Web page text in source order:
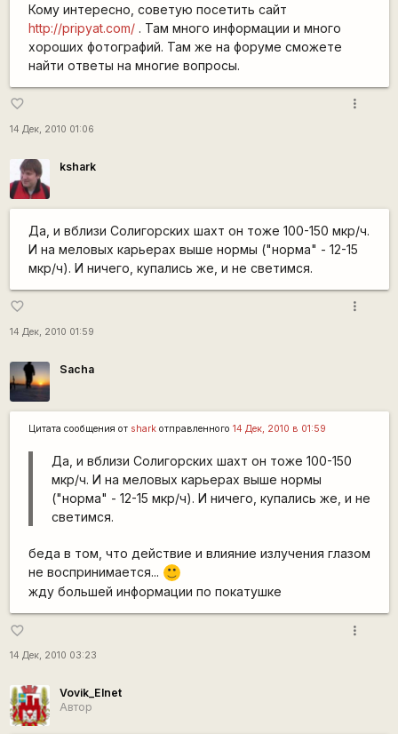
Кому интересно, советую посетить сайт
http://pripyat.com/. Там много информации и много
хороших фотографий. Там же на форуме сможете
найти ответы на многие вопросы.
favorite_border
14 Дек, 2010 01:06
more_vert
kshark
Да, и вблизи Солигорских шахт он тоже 100-150 мкр/ч.
И на меловых карьерах выше нормы ("норма" - 12-15
мкр/ч). И ничего, купались же, и не светимся.
favorite_border
14 Дек, 2010 01:59
more_vert
Sacha
Цитата сообщения от sharkотправленного 14 Дек, 2010 в 01:59
Да, и вблизи Солигорских шахт он тоже 100-150
мкр/ч. И на меловых карьерах выше нормы
("норма" - 12-15 мкр/ч). И ничего, купались же, и не
светимся.
беда в том, что действие и влияние излучения глазом
не воспринимается...
:)
жду большей информации по покатушке
favorite_border
14 Дек, 2010 03:23
more_vert
Vovik_Elnet
Автор